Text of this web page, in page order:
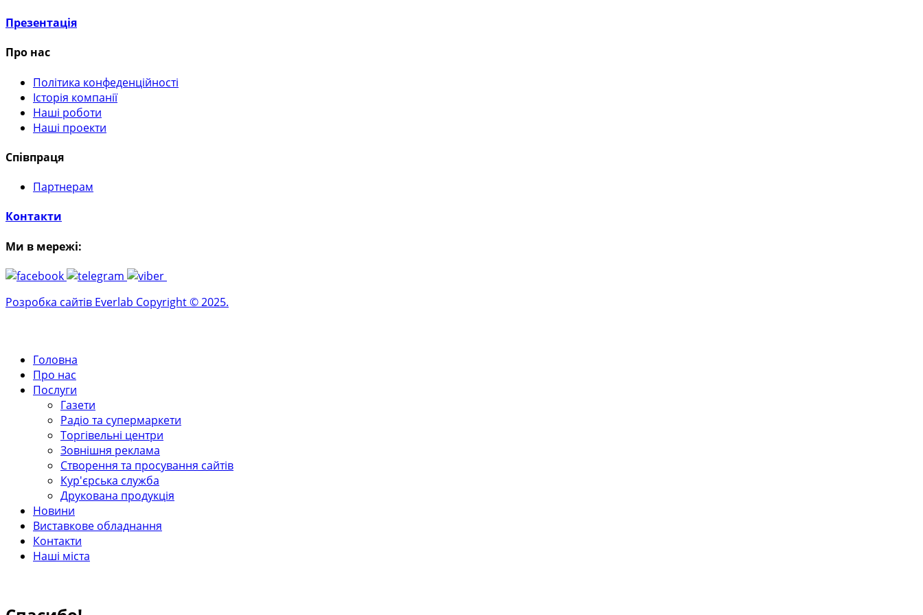
Презентація
Про нас
Політика конфеденційності
Історія компанії
Наші роботи
Наші проекти
Співпраця
Партнерам
Контакти
Ми в мережі:
Розробка сайтів Everlab Copyright © 2025.
Головна
Про нас
Послуги
Газети
Радіо та супермаркети
Торгівельні центри
Зовнішня реклама
Створення та просування сайтів
Кур'єрська служба
Друкована продукція
Новини
Виставкове обладнання
Контакти
Наші міста